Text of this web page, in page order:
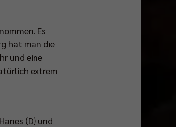
Es
hat man die
und eine
extrem
(D) und